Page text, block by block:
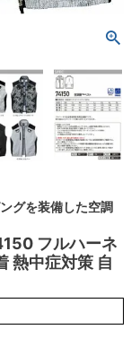
グを装備した空調
フルハーネ
熱中症対策 自